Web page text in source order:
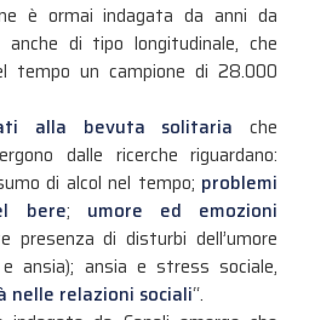
è ormai indagata da anni da
anche di tipo longitudinale, che
tempo un campione di 28.000
alla bevuta solitaria che
dalle ricerche riguardano:
di alcol nel tempo; problemi
bere; umore ed emozioni
presenza di disturbi dell’umore
ansia); ansia e stress sociale,
nelle relazioni sociali“.